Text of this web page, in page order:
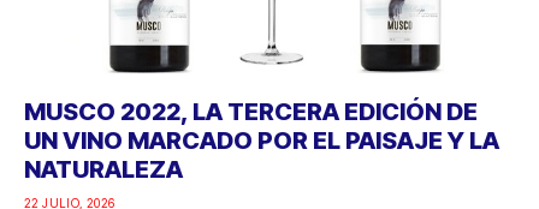
MUSCO 2022, LA TERCERA EDICIÓN DE
UN VINO MARCADO POR EL PAISAJE Y LA
NATURALEZA
22 JULIO, 2026